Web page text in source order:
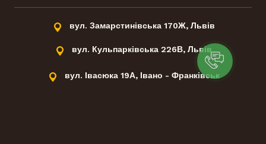
вул. Замарстинівська 170Ж, Львів
вул. Кульпарківська 226В, Львів
вул. Івасюка 19А, Івано - Франківськ